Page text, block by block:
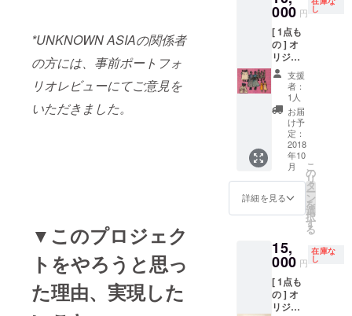
*UNKNOWN ASIAの関係者
の方には、事前ポートフォ
リオレビューにてご意見を
いただきました。
▼このプロジェク
トをやろうと思っ
た理由、実現した
厚紙 /
簡易額
装付 / 直
筆サイ
ン入 +
ポスト
カード1
枚/ 絵柄
ランダ
ム (直筆
サイン&
お礼
メッ
セージ
入) + ス
テッ
トメー
ル(写真
付)
000 円 し
[ 1点も
の ] オ
リジナ
ル ペイ
ント作
(paper)
F5 :
35cm x
27cm
シルク
スク
リー
ン、
マー
カーペ
マット
厚紙 /
簡易額
装付 / 直
筆サイ
ン入 +
支援
者：
1人
お届
け予
定：
2018
年10
月
詳細を見る
こ
の
リ
タ
ー
ン
を
選
択
す
る
15,
000 円
在庫な
し
[ 1点も
の ] オ
リジナ